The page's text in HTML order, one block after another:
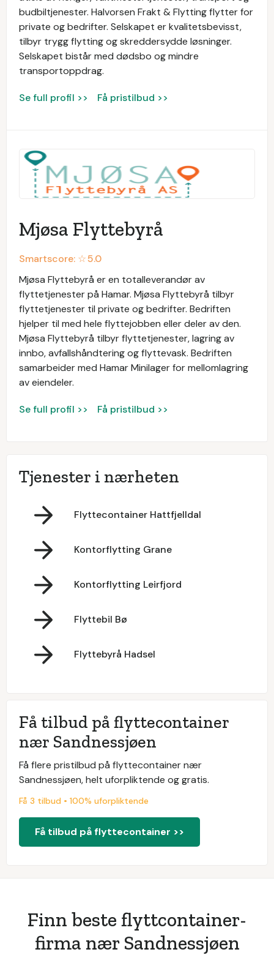
budbiltjenester. Halvorsen Frakt & Flytting flytter for
private og bedrifter. Selskapet er kvalitetsbevisst,
tilbyr trygg flytting og skreddersydde løsninger.
Selskapet bistår med dødsbo og mindre
transportoppdrag.
Se full profil >> Få pristilbud >>
Mjøsa Flyttebyrå
Smartscore: ☆5.0
Mjøsa Flyttebyrå er en totalleverandør av
flyttetjenester på Hamar. Mjøsa Flyttebyrå tilbyr
flyttetjenester til private og bedrifter. Bedriften
hjelper til med hele flyttejobben eller deler av den.
Mjøsa Flyttebyrå tilbyr flyttetjenester, lagring av
innbo, avfallshåndtering og flyttevask. Bedriften
samarbeider med Hamar Minilager for mellomlagring
av eiendeler.
Se full profil >> Få pristilbud >>
Tjenester i nærheten
Flyttecontainer Hattfjelldal
Kontorflytting Grane
Kontorflytting Leirfjord
Flyttebil Bø
Flyttebyrå Hadsel
Få tilbud på flyttecontainer
nær Sandnessjøen
Få flere pristilbud på flyttecontainer nær
Sandnessjøen, helt uforpliktende og gratis.
Få 3 tilbud • 100% uforpliktende
Få tilbud på flyttecontainer >>
Finn beste flyttcontainer-
firma nær Sandnessjøen